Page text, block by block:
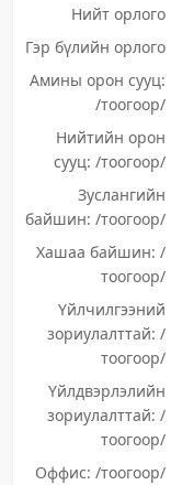
Нийт орлого
Гэр бүлийн орлого
Амины орон сууц:
/тоогоор/
Нийтийн орон
сууц: /тоогоор/
Зуслангийн
байшин: /тоогоор/
Хашаа байшин: /
тоогоор/
Үйлчилгээний
зориулалттай: /
тоогоор/
Үйлдвэрлэлийн
зориулалттай: /
тоогоор/
Оффис: /тоогоор/